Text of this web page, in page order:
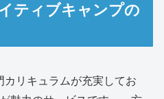
ティブキャンプの
リキュラムが充実してお